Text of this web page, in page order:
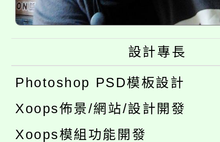
設計專長
Photoshop PSD模板設計
Xoops佈景/網站/設計開發
Xoops模組功能開發